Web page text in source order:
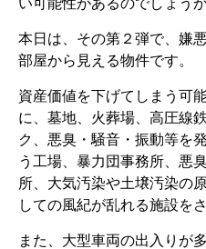
本日は、その第２弾で、嫌
部屋から見える物件です。
資産価値を下げてしまう可
に、墓地、火葬場、高圧線
ク、悪臭・騒音・振動等を
う工場、暴力団事務所、悪
所、大気汚染や土壌汚染の
しての風紀が乱れる施設を
また、大型車両の出入りが